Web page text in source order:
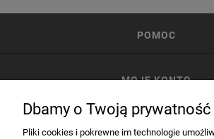
POMOC
MOJE KONTO
Dbamy o Twoją prywatność
Pliki cookies i pokrewne im technologie